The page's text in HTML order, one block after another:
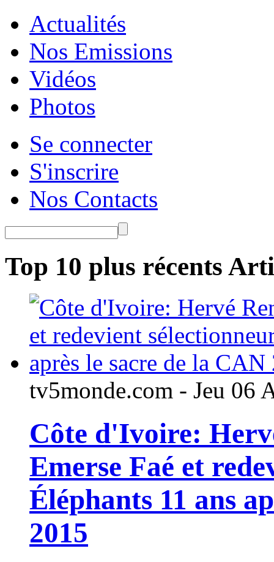
Actualités
Nos Emissions
Vidéos
Photos
Se connecter
S'inscrire
Nos Contacts
Top 10 plus récents
tv5monde.com - Jeu 06
Côte d'Ivoire:
Emerse Faé et
Éléphants 11 ans
2015